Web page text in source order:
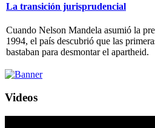
La transición jurisprudencial
Cuando Nelson Mandela asumió la
1994, el país descubrió que las
bastaban para desmontar el apartheid.
Videos